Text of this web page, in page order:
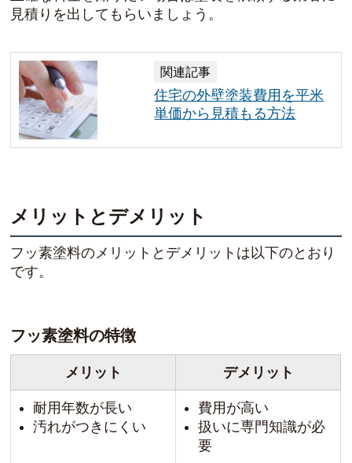
見積りを出してもらいましょう。
関連記事
住宅の外壁塗装費用を平米
単価から見積もる方法
メリットとデメリット
フッ素塗料のメリットとデメリットは以下のとおり
です。
フッ素塗料の特徴
メリット デメリット
耐用年数が長い
汚れがつきにくい
費用が高い
扱いに専門知識が必
要